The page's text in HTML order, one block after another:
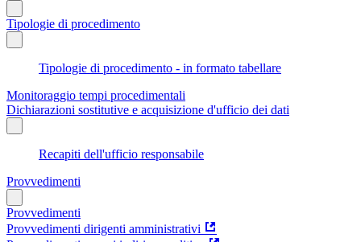
Tipologie di procedimento
Tipologie di procedimento - in formato tabellare
Monitoraggio tempi procedimentali
Dichiarazioni sostitutive e acquisizione d'ufficio dei dati
Recapiti dell'ufficio responsabile
Provvedimenti
Provvedimenti
Provvedimenti dirigenti amministrativi